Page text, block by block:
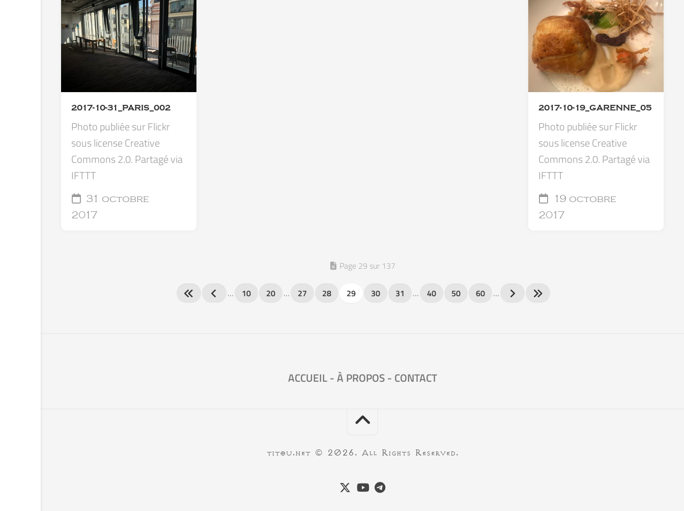
2017-10-31_PARIS_002
Photo publiée sur Flickr
sous license Creative
Commons 2.0. Partagé via
IFTTT
31 octobre
2017
2017-10-19_GARENNE_05
Photo publiée sur Flickr
sous license Creative
Commons 2.0. Partagé via
IFTTT
19 octobre
2017
Page 29 sur 137
… 10 20 … 27 28 29 30 31 … 40 50 60 …
ACCUEIL-À PROPOS- CONTACT
titou.net © 2026. All Rights Reserved.